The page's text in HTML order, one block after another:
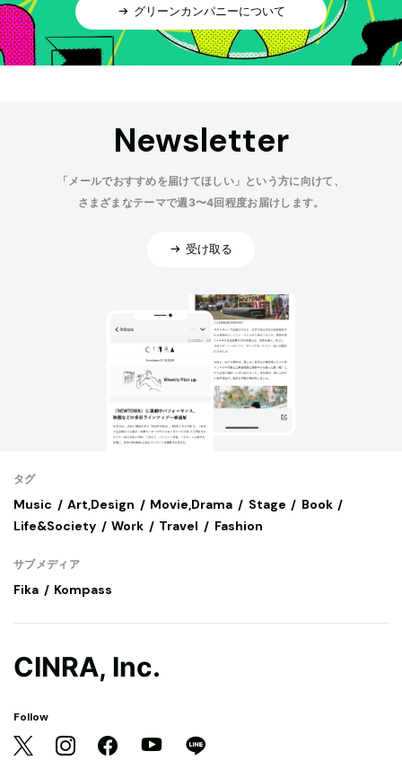
グリーンカンパニーについて
Newsletter
「メールでおすすめを届けてほしい」という方に向けて、
さまざまなテーマで週3〜4回程度お届けします。
受け取る
タグ
Music Art,Design Movie,Drama Stage
Book
Life&Society
Work Travel Fashion
サブメディア
Fika Kompass
CINRA, Inc.
Follow